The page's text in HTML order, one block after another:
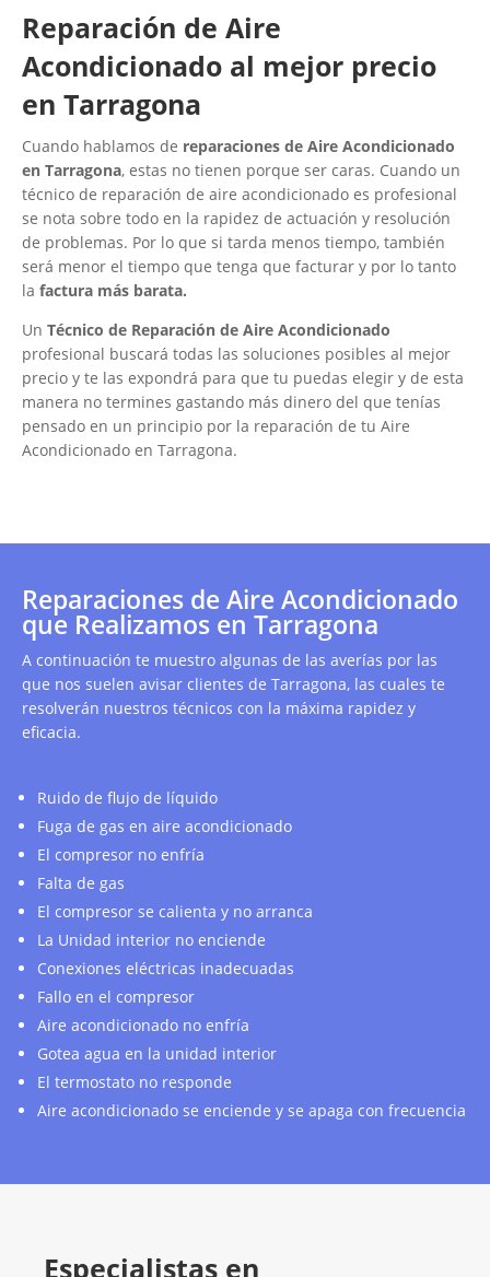
Reparación de Aire
Acondicionado al mejor precio
en Tarragona
Cuando hablamos de reparaciones de Aire Acondicionado
en Tarragona, estas no tienen porque ser caras. Cuando un
técnico de reparación de aire acondicionado es profesional
se nota sobre todo en la rapidez de actuación y resolución
de problemas. Por lo que si tarda menos tiempo, también
será menor el tiempo que tenga que facturar y por lo tanto
la factura más barata.
Un Técnico de Reparación de Aire Acondicionado
profesional buscará todas las soluciones posibles al mejor
precio y te las expondrá para que tu puedas elegir y de esta
manera no termines gastando más dinero del que tenías
pensado en un principio por la reparación de tu Aire
Acondicionado en Tarragona.
Reparaciones de Aire Acondicionado
que Realizamos en Tarragona
A continuación te muestro algunas de las averías por las
que nos suelen avisar clientes de Tarragona, las cuales te
resolverán nuestros técnicos con la máxima rapidez y
eficacia.
Ruido de flujo de líquido
Fuga de gas en aire acondicionado
El compresor no enfría
Falta de gas
El compresor se calienta y no arranca
La Unidad interior no enciende
Conexiones eléctricas inadecuadas
Fallo en el compresor
Aire acondicionado no enfría
Gotea agua en la unidad interior
El termostato no responde
Aire acondicionado se enciende y se apaga con frecuencia
Especialistas en